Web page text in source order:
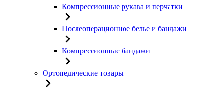
Компрессионные рукава и перчатки
Послеоперационное белье и бандажи
Компрессионные бандажи
Ортопедические товары